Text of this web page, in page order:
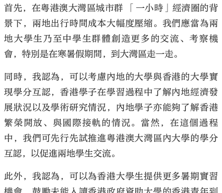
首先，在粵港澳大灣區城市群 「一小時」經濟圈的背
景下，兩地出行時間成本大幅度壓縮。我們應當為兩
地大學生乃至中學生群體創造更多的交流、考察機
會，特別是在寒暑假期間，到大灣區走一走。
同時，我認為，可以考慮內地的大學與香港的大學實
現學分互認，香港學子在學習過程中了解內地經濟發
展狀況以及學術研究情況，內地學子亦能夠了解香港
繁榮開放、與國際接軌的情況。當然，在這個過程
中，我們可先行先試推進粵港澳大灣區內大學的學分
互認，以促進兩地學生交流。
此外，我認為，可以為香港大學生提供更多暑期實習